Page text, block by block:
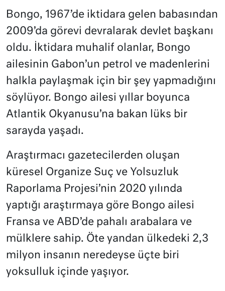
Bongo, 1967’de iktidara gelen babasından
2009’da görevi devralarak devlet başkanı
oldu. İktidara muhalif olanlar, Bongo
ailesinin Gabon’un petrol ve madenlerini
halkla paylaşmak için bir şey yapmadığını
söylüyor. Bongo ailesi yıllar boyunca
Atlantik Okyanusu’na bakan lüks bir
sarayda yaşadı.
Araştırmacı gazetecilerden oluşan
küresel Organize Suç ve Yolsuzluk
Raporlama Projesi’nin 2020 yılında
yaptığı araştırmaya göre Bongo ailesi
Fransa ve ABD’de pahalı arabalara ve
mülklere sahip. Öte yandan ülkedeki 2,3
milyon insanın neredeyse üçte biri
yoksulluk içinde yaşıyor.